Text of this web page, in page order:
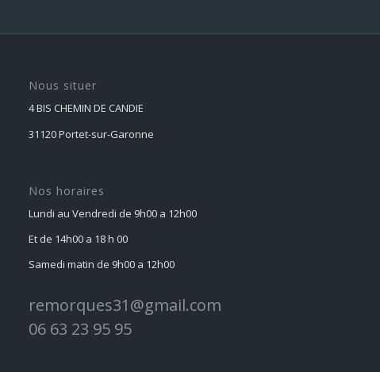
Nous situer
4 BIS CHEMIN DE CANDIE
31120 Portet-sur-Garonne
Nos horaires
Lundi au Vendredi de 9h00 a 12h00
Et de 14h00 a 18 h 00
Samedi matin de 9h00 a 12h00
remorques31@gmail.com
06 63 23 95 95